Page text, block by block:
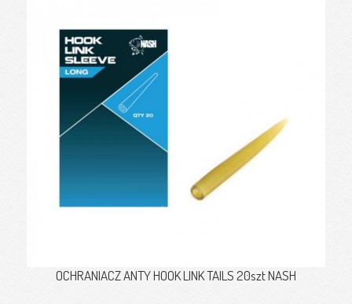
OCHRANIACZ ANTY HOOK LINK TAILS 20szt NASH